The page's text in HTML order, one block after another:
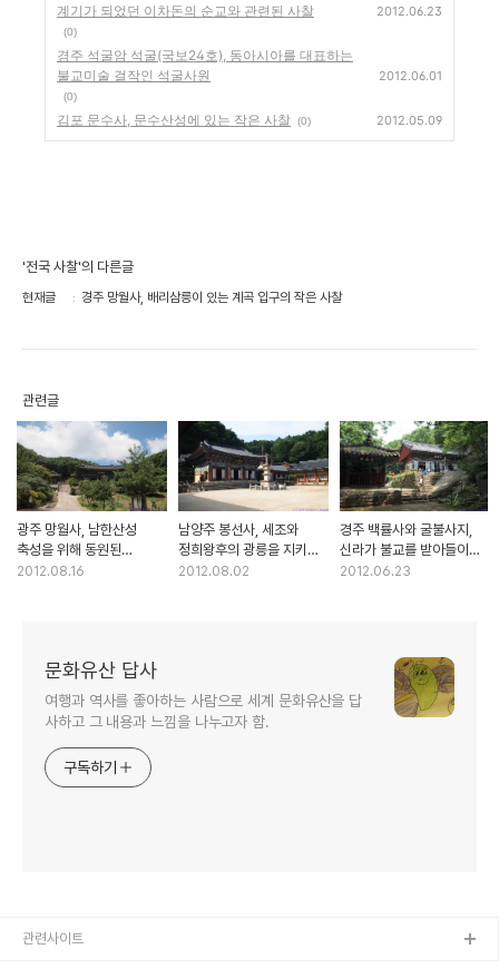
계기가 되었던 이차돈의 순교와 관련된 사찰
(0)
2012.06.23
경주 석굴암 석굴(국보24호), 동아시아를 대표하는
불교미술 걸작인 석굴사원
(0)
2012.06.01
김포 문수사, 문수산성에 있는 작은 사찰 (0) 2012.05.09
'전국 사찰'의 다른글
현재글 경주 망월사, 배리삼릉이 있는 계곡 입구의 작은 사찰
관련글
광주 망월사, 남한산성
축성을 위해 동원된
승병들을 위해 창건한 사찰
2012.08.16
남양주 봉선사, 세조와
정희왕후의 광릉을 지키는
대표적인 원찰
2012.08.02
경주 백률사와 굴불사지,
신라가 불교를 받아들이
계기가 되었던 이차돈의
2012.06.23
문화유산 답사
여행과 역사를 좋아하는 사람으로 세계 문화유산을 답
사하고 그 내용과 느낌을 나누고자 함.
구독하기
관련사이트